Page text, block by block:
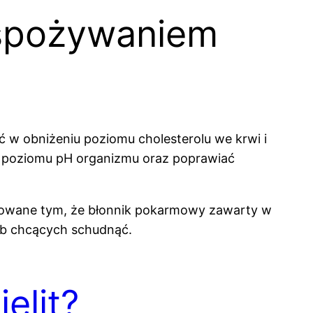
w obniżeniu poziomu cholesterolu we krwi i
pH organizmu oraz poprawiać
tym, że błonnik pokarmowy zawarty w
chcących schudnąć.